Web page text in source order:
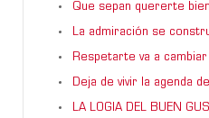
Que sepan quererte bien
La admiración se
Respetarte va a cambiar
Deja de vivir la agenda
LA LOGIA DEL BUEN